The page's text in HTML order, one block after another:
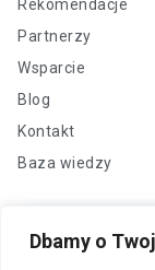
Dbamy o
Rekomendacje
Partnerzy
Wsparcie
Blog
Kontakt
Baza wiedzy
Skontaktuj